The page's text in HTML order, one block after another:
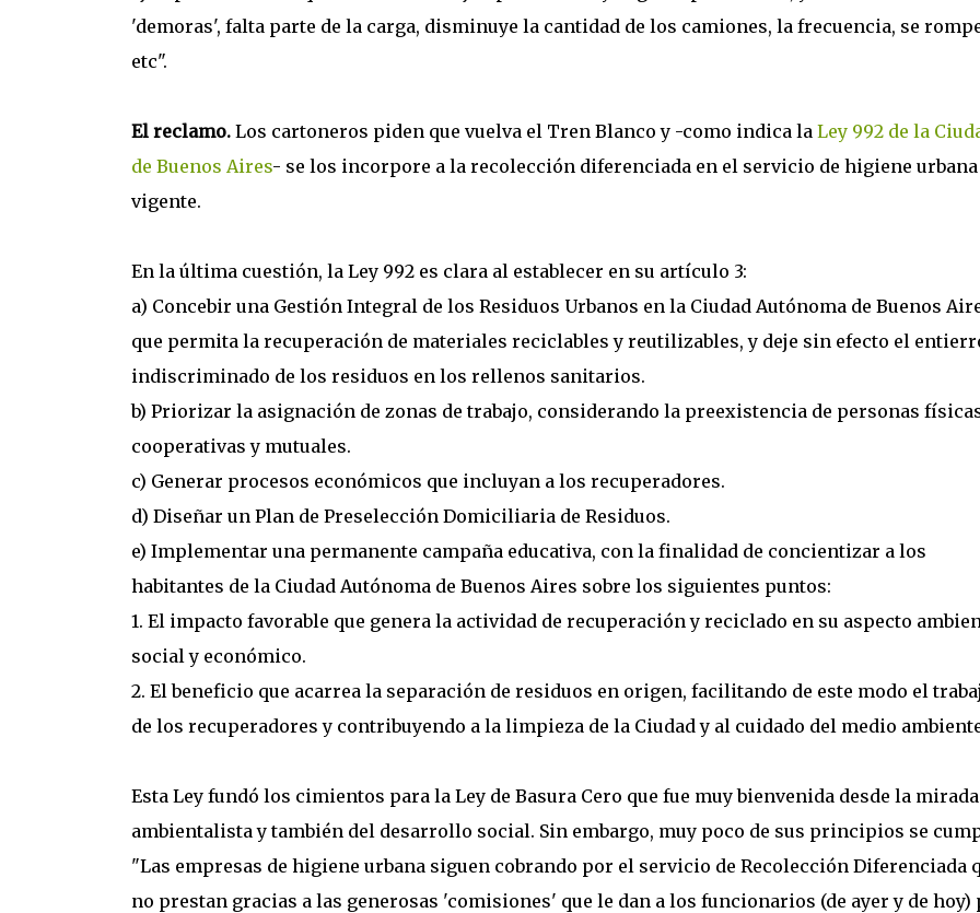
'demoras', falta parte de la carga, disminuye la cantidad de los camiones, la frecuencia, se
etc".
El reclamo.Los cartoneros piden que vuelva el Tren Blanco y -como indica la Ley 992 de la
de Buenos Aires- se los incorpore a la recolección diferenciada en el servicio de higiene urbana
vigente.
En la última cuestión, la Ley 992 es clara al establecer en su artículo 3:
a) Concebir una Gestión Integral de los Residuos Urbanos en la Ciudad Autónoma de Buenos
que permita la recuperación de materiales reciclables y reutilizables, y deje sin efecto el
indiscriminado de los residuos en los rellenos sanitarios.
b) Priorizar la asignación de zonas de trabajo, considerando la preexistencia de personas
cooperativas y mutuales.
c) Generar procesos económicos que incluyan a los recuperadores.
d) Diseñar un Plan de Preselección Domiciliaria de Residuos.
e) Implementar una permanente campaña educativa, con la finalidad de concientizar a los
habitantes de la Ciudad Autónoma de Buenos Aires sobre los siguientes puntos:
1. El impacto favorable que genera la actividad de recuperación y reciclado en su aspecto
social y económico.
2. El beneficio que acarrea la separación de residuos en origen, facilitando de este modo el
de los recuperadores y contribuyendo a la limpieza de la Ciudad y al cuidado del medio
Esta Ley fundó los cimientos para la Ley de Basura Cero que fue muy bienvenida desde la mirada
ambientalista y también del desarrollo social. Sin embargo, muy poco de sus principios se
"Las empresas de higiene urbana siguen cobrando por el servicio de Recolección Diferenciada
no prestan gracias a las generosas 'comisiones' que le dan a los funcionarios (de ayer y de hoy)